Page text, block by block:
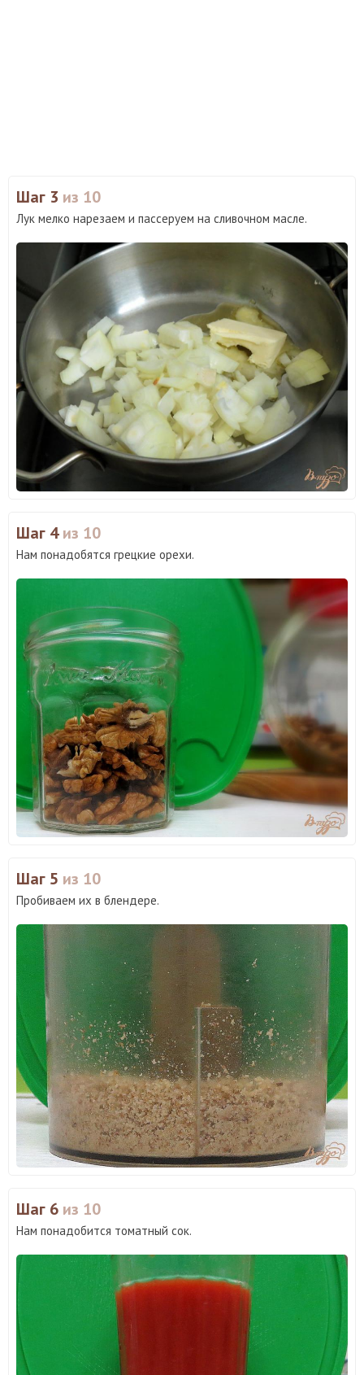
Шаг 3 из 10
Лук мелко нарезаем и пассеруем на сливочном масле.
Шаг 4из 10
Нам понадобятся грецкие орехи.
Шаг 5 из 10
Пробиваем их в блендере.
Шаг 6 из 10
Нам понадобится томатный сок.